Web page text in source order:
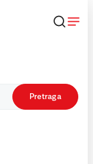
Pretraga